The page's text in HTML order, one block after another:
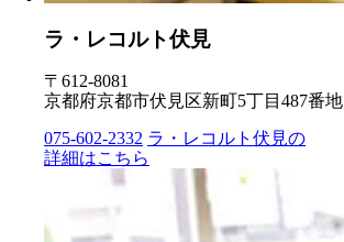
ラ・レコルト伏見
〒612-8081
京都府京都市伏見区新町5丁目487番地
075-602-2332 ラ・レコルト伏見の
詳細はこちら